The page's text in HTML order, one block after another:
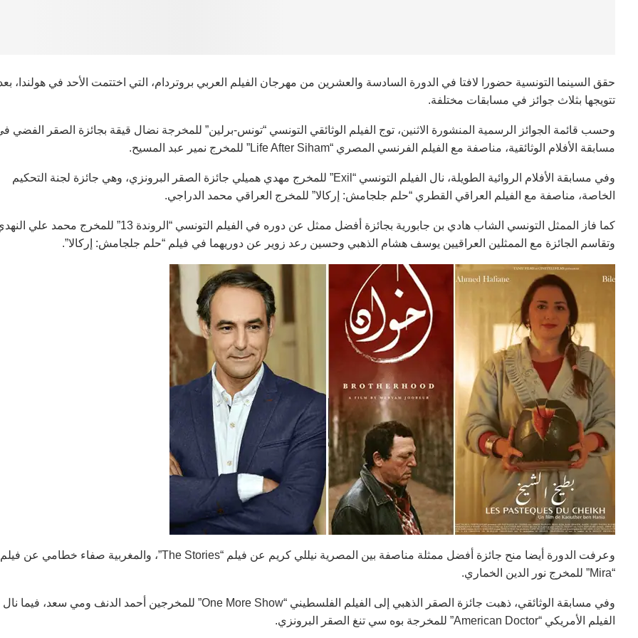
حقق السينما التونسية حضورا لافتا في الدورة السادسة والعشرين من مهرجان الفيلم العربي بروتردام، التي اختتمت الأحد في هولندا،
تتويجها بثلاث جوائز في مسابقات مختلفة.
وحسب قائمة الجوائز الرسمية المنشورة الاثنين، توج الفيلم الوثائقي التونسي “تونس-برلين” للمخرجة نضال قيقة بجائزة الصقر الفضي
مسابقة الأفلام الوثائقية، مناصفة مع الفيلم الفرنسي المصري “Life After Siham” للمخرج نمير عبد المسيح.
وفي مسابقة الأفلام الروائية الطويلة، نال الفيلم التونسي “Exil” للمخرج مهدي هميلي جائزة الصقر البرونزي، وهي جائزة لجنة التحكيم
الخاصة، مناصفة مع الفيلم العراقي القطري “حلم جلجامش: إركالا” للمخرج العراقي محمد الدراجي.
كما فاز الممثل التونسي الشاب هادي بن جابورية بجائزة أفضل ممثل عن دوره في الفيلم التونسي “الروندة 13” للمخرج محمد
وتقاسم الجائزة مع الممثلين العراقيين يوسف هشام الذهبي وحسين رعد زوير عن دوريهما في فيلم “حلم جلجامش: إركالا”.
وعرفت الدورة أيضا منح جائزة أفضل ممثلة مناصفة بين المصرية نيللي كريم عن فيلم “The Stories”، والمغربية صفاء خطامي عن فيلم
“Mira” للمخرج نور الدين الخماري.
وفي مسابقة الوثائقي، ذهبت جائزة الصقر الذهبي إلى الفيلم الفلسطيني “One More Show” للمخرجين أحمد الدنف ومي سعد، فيما نال
الفيلم الأمريكي “American Doctor” للمخرجة بوه سي تنغ الصقر البرونزي.